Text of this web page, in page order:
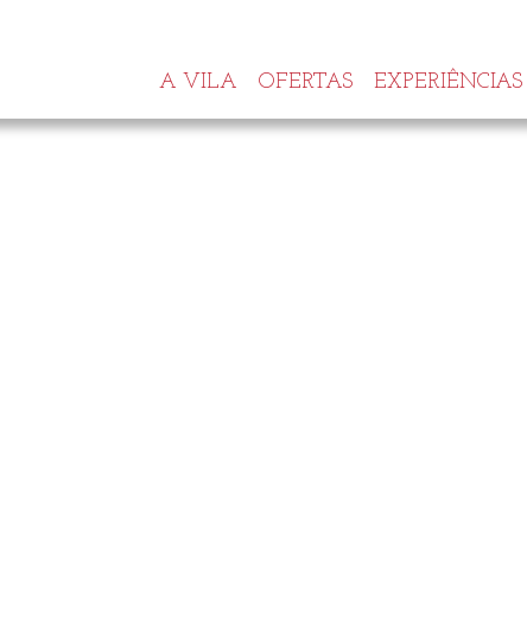
A VILA OFERTAS EXPERIÊNCIAS